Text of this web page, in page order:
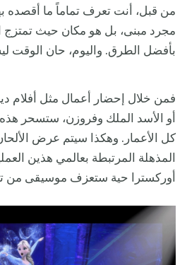
من قبل، أنت تعرف تماماً ما أقصده
مجرد مبنى، بل هو مكان حيث تمتزج
بأفضل الطرق. واليوم، حان الوقت
فمن خلال إحضار أعمال مثل أفلام
أو الأسد الملك وفروزن، ستسحر هذه
كل الأعمار. وهكذا سيتم عرض
المذهلة المرتبطة بعالمي هذين
أوركسترا حية ستعزف موسيقى من